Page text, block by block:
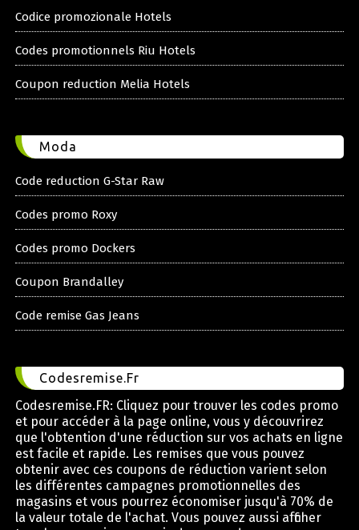
Codice promozionale Hotels
Codes promotionnels Riu Hotels
Coupon reduction Melia Hotels
Moda
Code reduction G-Star Raw
Codes promo Roxy
Codes promo Dockers
Coupon Brandalley
Code remise Gas Jeans
Codesremise.Fr
Codesremise.FR: Cliquez pour trouver les codes promo
et pour accéder à la page online, vous y découvrirez
que l'obtention d'une réduction sur vos achats en ligne
est facile et rapide. Les remises que vous pouvez
obtenir avec ces coupons de réduction varient selon
les différentes campagnes promotionnelles des
magasins et vous pourrez économiser jusqu'à 70% de
la valeur totale de l'achat. Vous pouvez aussi afficher